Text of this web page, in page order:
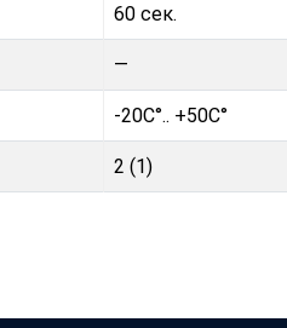
60 сек.
—
-20C°.. +50C°
2 (1)